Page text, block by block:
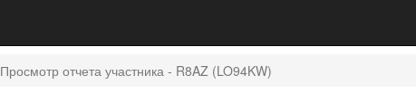
Просмотр отчета участника - R8AZ (LO94KW)